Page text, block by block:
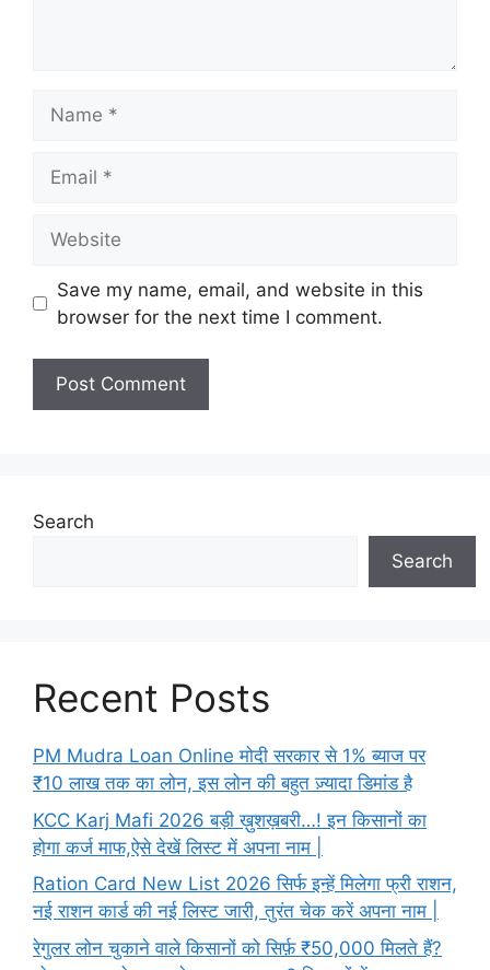
Save my name, email, and website in this
browser for the next time I comment.
Search
Search
Recent Posts
PM Mudra Loan Online मोदी सरकार से 1% ब्याज पर
₹10 लाख तक का लोन, इस लोन की बहुत ज़्यादा डिमांड है
KCC Karj Mafi 2026 बड़ी ख़ुशख़बरी…! इन किसानों का
होगा कर्ज माफ,ऐसे देखें लिस्ट में अपना नाम |
Ration Card New List 2026 सिर्फ इन्हें मिलेगा फ्री राशन,
नई राशन कार्ड की नई लिस्ट जारी, तुरंत चेक करें अपना नाम |
रेगुलर लोन चुकाने वाले किसानों को सिर्फ़ ₹50,000 मिलते हैं?